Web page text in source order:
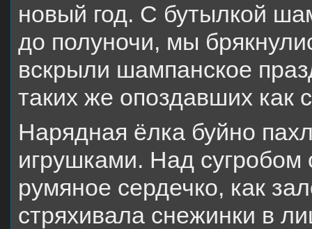
новый год. С бутылкой
до полуночи, мы
вскрыли шампанское
таких же опоздавших как
Нарядная ёлка буйно
игрушками. Над сугробом
румяное сердечко, как
стряхивала снежинки в